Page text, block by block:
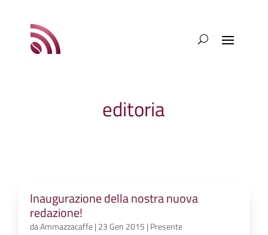
editoria
Inaugurazione della nostra nuova
redazione!
daAmmazzacaffe| 23 Gen 2015 | Presente